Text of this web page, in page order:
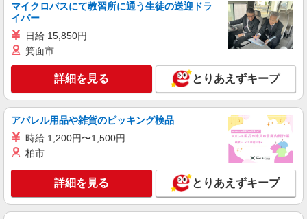
します ◎想定年収 【新卒保育士（専門・短大
卒）/未経験】 ・入職2年目 401万円 ・入職6年目
キープ 詳細を見る
正社員
株式会社アスカ 東京支店（jb634084）
小規模保育園の保育士
月給 251,000円 〜 320,000円 ※給与幅は経
験・能力により考慮 賞与あり 交通費あり／全額支
給 ＼保育園での経験7年以上で月給28万〜／ ・国
家資格手当 ・処遇改善加算手当 ・資格手当 込み
■コンビプラザ東和三丁目保育園（小規模保育
園） 東京都足立区東和３丁目１３－１
詳細を見る
株式会社アスカ 東京支店（jb644814）
マイクロバスにて教習所に通う生徒の送迎ドラ
イバー
日給 15,850円
箕面市
詳細を見る とりあえずキープ
アパレル用品や雑貨のピッキング検品
時給 1,200円〜1,500円
柏市
詳細を見る とりあえずキープ